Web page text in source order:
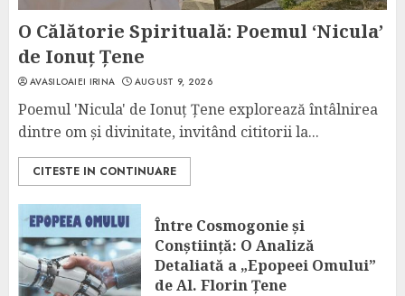
O Călătorie Spirituală: Poemul ‘Nicula’
de Ionuț Țene
AVASILOAIEI IRINA AUGUST 9, 2026
Poemul 'Nicula' de Ionuț Țene explorează întâlnirea
dintre om și divinitate, invitând cititorii la...
CITESTE IN CONTINUARE
Între Cosmogonie și
Conștiință: O Analiză
Detaliată a „Epopeei Omului”
de Al. Florin Țene